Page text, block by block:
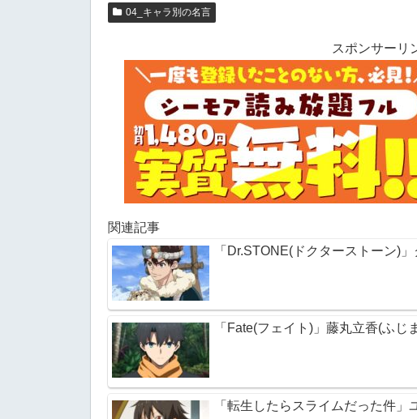
04_キャラ別の名言
スポンサーリ
関連記事
「Dr.STONE(ドクターストーン)
「Fate(フェイト)」藤丸立香(ふ
「転生したらスライムだった件